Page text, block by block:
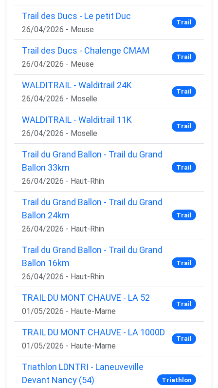
Trail des Ducs - Le petit Duc
26/04/2026 - Meuse
Trail
Trail des Ducs - Chalenge CMAM
26/04/2026 - Meuse
Trail
WALDITRAIL - Walditrail 24K
26/04/2026 - Moselle
Trail
WALDITRAIL - Walditrail 11K
26/04/2026 - Moselle
Trail
Trail du Grand Ballon - Trail du Grand
Ballon 33km
26/04/2026 - Haut-Rhin
Trail
Trail du Grand Ballon - Trail du Grand
Ballon 24km
26/04/2026 - Haut-Rhin
Trail
Trail du Grand Ballon - Trail du Grand
Ballon 16km
26/04/2026 - Haut-Rhin
Trail
TRAIL DU MONT CHAUVE - LA 52
01/05/2026 - Haute-Marne
Trail
TRAIL DU MONT CHAUVE - LA 1000D
01/05/2026 - Haute-Marne
Trail
Triathlon LDNTRI - Laneuveville
Devant Nancy (54)
Triathlon